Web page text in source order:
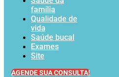
família
Qualidade de
vida
Saúde bucal
Exames
Site
AGENDE SUA CONSULTA!